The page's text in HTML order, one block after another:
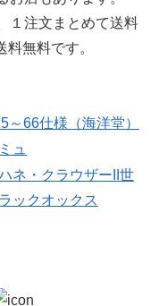
１注文まとめて送料
無料です。
～66仕様（海洋堂）